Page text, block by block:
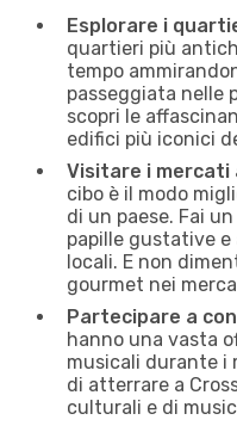
Esplorare i
quartieri più
tempo
passeggiata nelle
scopri le
edifici più iconici
Visitare i mercati
cibo è il modo
di un paese. Fai
papille gustative e
locali. E non
gourmet nei
Partecipare a
hanno una vasta
musicali durante i
di atterrare a
culturali e di